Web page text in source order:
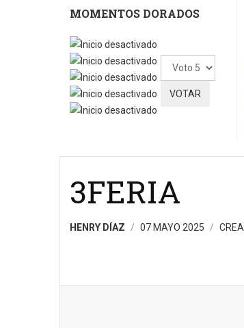
MOMENTOS DORADOS
Por
favor,
vote
3FERIA
HENRY DÍAZ 07 MAYO 2025